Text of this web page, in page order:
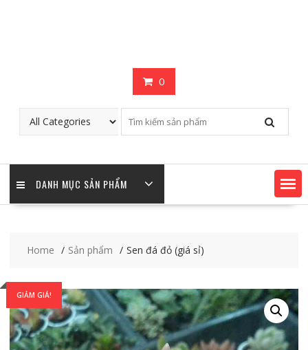
0
DANH MỤC SẢN PHẨM
Home Sản phẩm Sen đá đỏ (giá sỉ)
GIẢM GIÁ!